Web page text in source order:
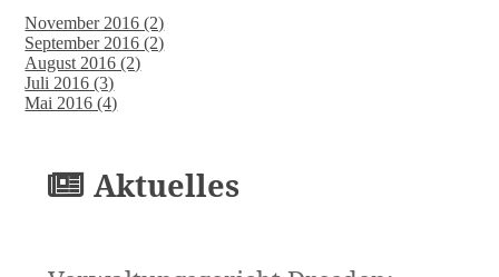
November 2016 (2)
September 2016 (2)
August 2016 (2)
Juli 2016 (3)
Mai 2016 (4)
Aktuelles